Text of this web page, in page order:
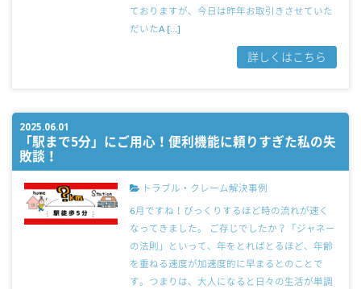
ておりますが、今日は昨年お取引きさせていた
だいたA […]
詳しくはこちら
2025.06.01
「駅まで5分」にご用心！便利機能に頼りすぎた私の失
敗談！
トラブル・クレーム解決事例
6月ですね！びっくりするほど時の流れが速く
なってきました。 ご存じでしたか？「ジャネー
の法則」といって、年をとればとるほど、年齢
を重ねる速度が加速度的に早まるとのことで
す。つまりは、大人になると日々の生活が単調